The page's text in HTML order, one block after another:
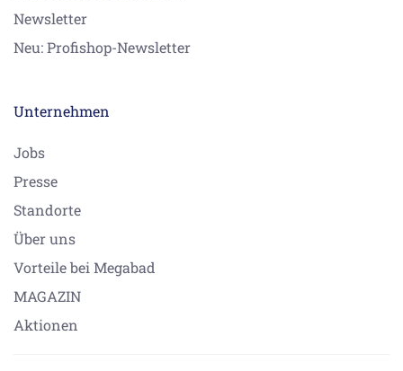
Newsletter
Neu: Profishop-Newsletter
Unternehmen
Jobs
Presse
Standorte
Über uns
Vorteile bei Megabad
MAGAZIN
Aktionen